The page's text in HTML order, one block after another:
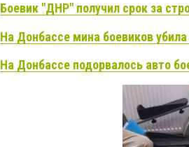
Боевик "ДНР" получил срок за
На Донбассе мина боевиков
На Донбассе подорвалось авто